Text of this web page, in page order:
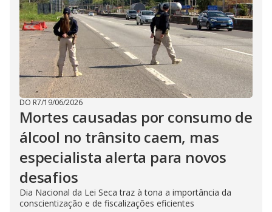
DO R7/19/06/2026
Mortes causadas por consumo de
álcool no trânsito caem, mas
especialista alerta para novos
desafios
Dia Nacional da Lei Seca traz à tona a importância da
conscientização e de fiscalizações eficientes